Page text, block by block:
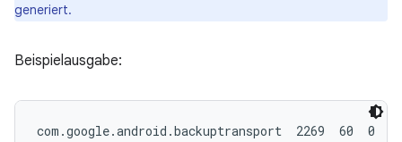
generiert.
Beispielausgabe:
com.google.android.backuptransport  2269  60  0  0